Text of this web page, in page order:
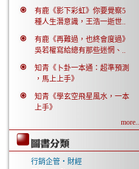
有鹿《影下彩虹》你要覺察5
種人生潛意識，王浩一逝世..
有鹿《再難過，也終會度過》
吳若權寫給總有那些迷惘、..
知青《卜卦一本通：超準預測
，馬上上手》
知青《學玄空飛星風水，一本
上手》
more..
行銷企管‧財經